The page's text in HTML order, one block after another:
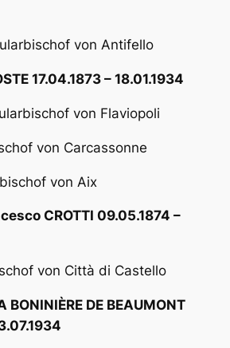
von Antifello
17.04.1873 – 18.01.1934
von Flaviopoli
von Carcassonne
von Aix
CROTTI 09.05.1874 –
von Città di Castello
BONINIÈRE DE BEAUMONT